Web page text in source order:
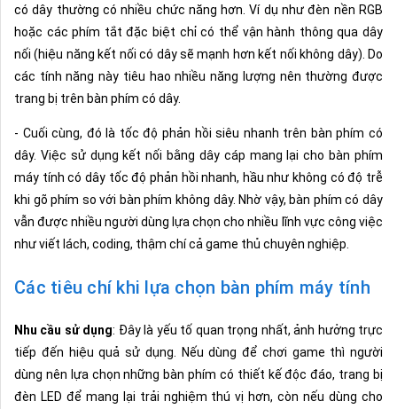
có dây thường có nhiều chức năng hơn. Ví dụ như đèn nền RGB
hoặc các phím tắt đặc biệt chỉ có thể vận hành thông qua dây
nối (hiệu năng kết nối có dây sẽ mạnh hơn kết nối không dây). Do
các tính năng này tiêu hao nhiều năng lượng nên thường được
trang bị trên bàn phím có dây.
- Cuối cùng, đó là tốc độ phản hồi siêu nhanh trên bàn phím có
dây. Việc sử dụng kết nối bằng dây cáp mang lại cho bàn phím
máy tính có dây tốc độ phản hồi nhanh, hầu như không có độ trễ
khi gõ phím so với bàn phím không dây. Nhờ vậy, bàn phím có dây
vẫn được nhiều người dùng lựa chọn cho nhiều lĩnh vực công việc
như viết lách, coding, thậm chí cả game thủ chuyên nghiệp.
Các tiêu chí khi lựa chọn bàn phím máy tính
Nhu cầu sử dụng: Đây là yếu tố quan trọng nhất, ảnh hưởng trực
tiếp đến hiệu quả sử dụng. Nếu dùng để chơi game thì người
dùng nên lựa chọn những bàn phím có thiết kế độc đáo, trang bị
đèn LED để mang lại trải nghiệm thú vị hơn, còn nếu dùng cho